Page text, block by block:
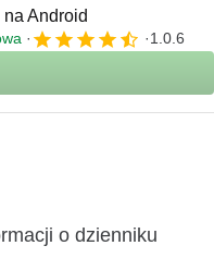
na Android
1.0.6
o dzienniku